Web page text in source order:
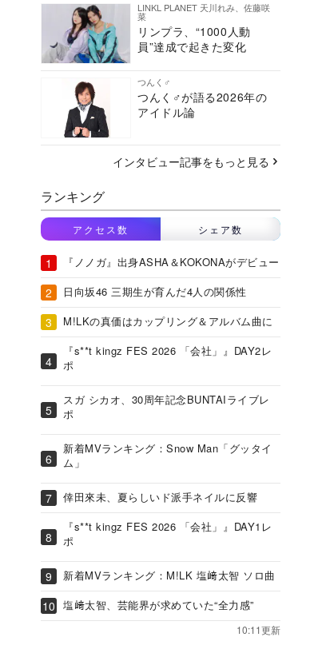
LINKL PLANET 天川れみ、佐藤咲
菜
リンプラ、“1000人動
員”達成で起きた変化
つんく♂
つんく♂が語る2026年の
アイドル論
インタビュー記事をもっと見る
ランキング
アクセス数 シェア数
『ノノガ』出身ASHA＆KOKONAがデビュー
日向坂46 三期生が育んだ4人の関係性
M!LKの真価はカップリング＆アルバム曲に
『s**t kingz FES 2026 「会社」』DAY2レ
ポ
スガ シカオ、30周年記念BUNTAIライブレ
ポ
新着MVランキング：Snow Man「グッタイ
ム」
倖田來未、夏らしいド派手ネイルに反響
『s**t kingz FES 2026 「会社」』DAY1レ
ポ
新着MVランキング：M!LK 塩﨑太智 ソロ曲
塩﨑太智、芸能界が求めていた“全力感”
10:11更新